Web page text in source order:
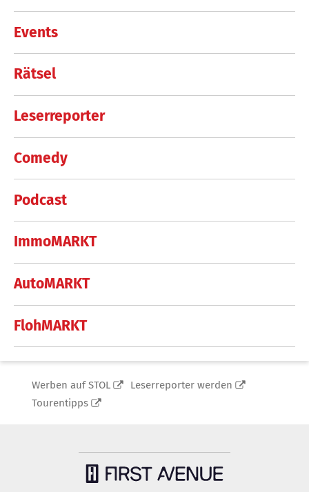
Events
Rätsel
Leserreporter
Comedy
Podcast
ImmoMARKT
AutoMARKT
FlohMARKT
Werben auf STOL
Leserreporter werden
Tourentipps